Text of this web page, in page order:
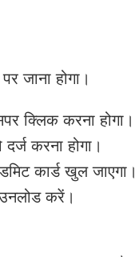
जाना होगा।
क्लिक करना होगा।
करना होगा।
कार्ड खुल जाएगा।
करें।